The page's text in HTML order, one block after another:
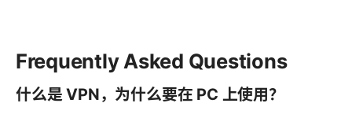
Frequently Asked Questions
什么是 VPN，为什么要在 PC 上使用？